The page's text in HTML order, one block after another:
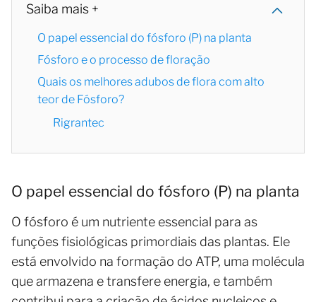
Saiba mais +
O papel essencial do fósforo (P) na planta
Fósforo e o processo de floração
Quais os melhores adubos de flora com alto
teor de Fósforo?
Rigrantec
O papel essencial do fósforo (P) na planta
O fósforo é um nutriente essencial para as
funções fisiológicas primordiais das plantas. Ele
está envolvido na formação do ATP, uma molécula
que armazena e transfere energia, e também